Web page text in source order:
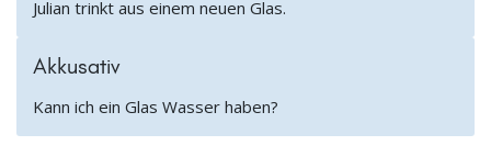
Julian trinkt aus einem neuen Glas.
Akkusativ
Kann ich ein Glas Wasser haben?